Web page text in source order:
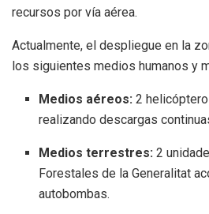
recursos por vía aérea.
Actualmente, el despliegue en la
los siguientes medios humanos y
Medios aéreos: 2
realizando descargas
Medios terrestres: 2
Forestales de la Generalitat
autobombas.